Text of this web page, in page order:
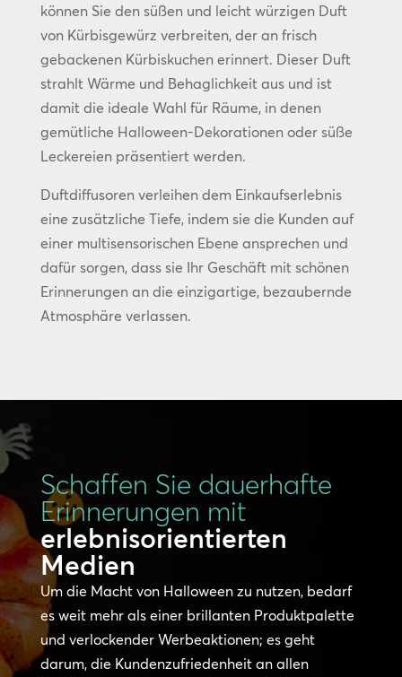
können Sie den süßen und leicht würzigen Duft
von Kürbisgewürz verbreiten, der an frisch
gebackenen Kürbiskuchen erinnert. Dieser Duft
strahlt Wärme und Behaglichkeit aus und ist
damit die ideale Wahl für Räume, in denen
gemütliche Halloween-Dekorationen oder süße
Leckereien präsentiert werden.
Duftdiffusoren verleihen dem Einkaufserlebnis
eine zusätzliche Tiefe, indem sie die Kunden auf
einer multisensorischen Ebene ansprechen und
dafür sorgen, dass sie Ihr Geschäft mit schönen
Erinnerungen an die einzigartige, bezaubernde
Atmosphäre verlassen.
Schaffen Sie dauerhafte
Erinnerungen mit
erlebnisorientierten
Medien
Um die Macht von Halloween zu nutzen, bedarf
es weit mehr als einer brillanten Produktpalette
und verlockender Werbeaktionen; es geht
darum, die Kundenzufriedenheit an allen